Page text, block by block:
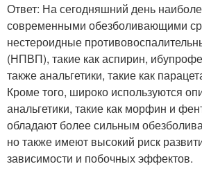
Ответ: На сегодняшний день
современными обезболивающими
нестероидные
(НПВП), такие как аспирин,
также анальгетики, такие как
Кроме того, широко используются
анальгетики, такие как морфин и
обладают более сильным
но также имеют высокий риск
зависимости и побочных эффектов.